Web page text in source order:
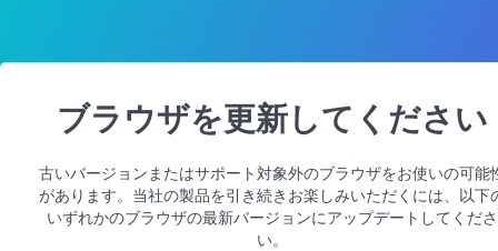
ブラウザを更新してください
古いバージョンまたはサポート対象外のブラウザをお使いの可能
があります。当社の製品を引き続きお楽しみいただくには、以下
いずれかのブラウザの最新バージョンにアップデートしてくださ
い。